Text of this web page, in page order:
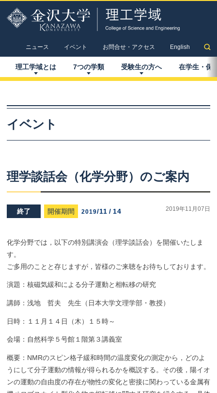
ニュース イベント お問合せ・アクセス English
理工学域とは 7つの学類 受験生の方へ 在学生 ・ 保
イベント
理学談話会（化学分野） のご案内
終了 開催期間 2019/11 / 14 2019年11月07日
化学分野では，以下の特別講演会（理学談話会）を開催いたしま
す。
ご多用のことと存じますが，皆様のご来聴をお待ちしております。
演題：核磁気緩和による分子運動と相転移の研究
講師：浅地 哲夫 先生（日本大学文理学部・教授）
日時：１１月１４日（木）１５時～
会場：自然科学５号館１階第３講義室
概要：NMRのスピン格子緩和時間の温度変化の測定から，どのよ
うにして分子運動の情報が得られるかを概説する。その後，陽イオ
ンの運動の自由度の存在が物性の変化と密接に関わっている金属有